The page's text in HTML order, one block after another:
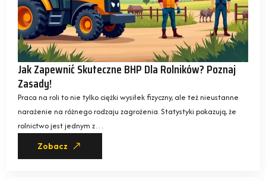
Jak Zapewnić Skuteczne BHP Dla Rolników? Poznaj
Zasady!
Praca na roli to nie tylko ciężki wysiłek fizyczny, ale też nieustanne
narażenie na różnego rodzaju zagrożenia. Statystyki pokazują, że
rolnictwo jest jednym z…
Zobacz